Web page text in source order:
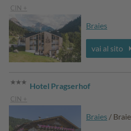
CIN +
Braies
vai al sito
Hotel Pragserhof
CIN +
Braies /